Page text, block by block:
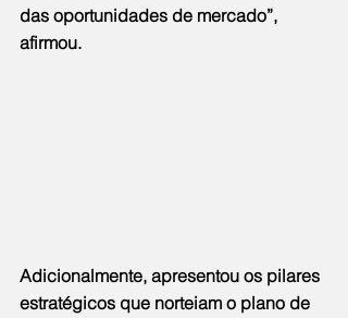
das oportunidades de mercado”,
afirmou.
Adicionalmente, apresentou os pilares
estratégicos que norteiam o plano de